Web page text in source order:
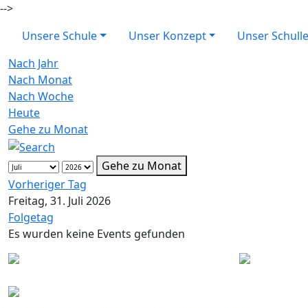
-->
Unsere Schule
Unser Konzept Unser
Nach Jahr
Nach Monat
Nach Woche
Heute
Gehe zu Monat
Gehe zu Monat
Vorheriger Tag
Freitag, 31. Juli 2026
Folgetag
Es wurden keine Events gefunden